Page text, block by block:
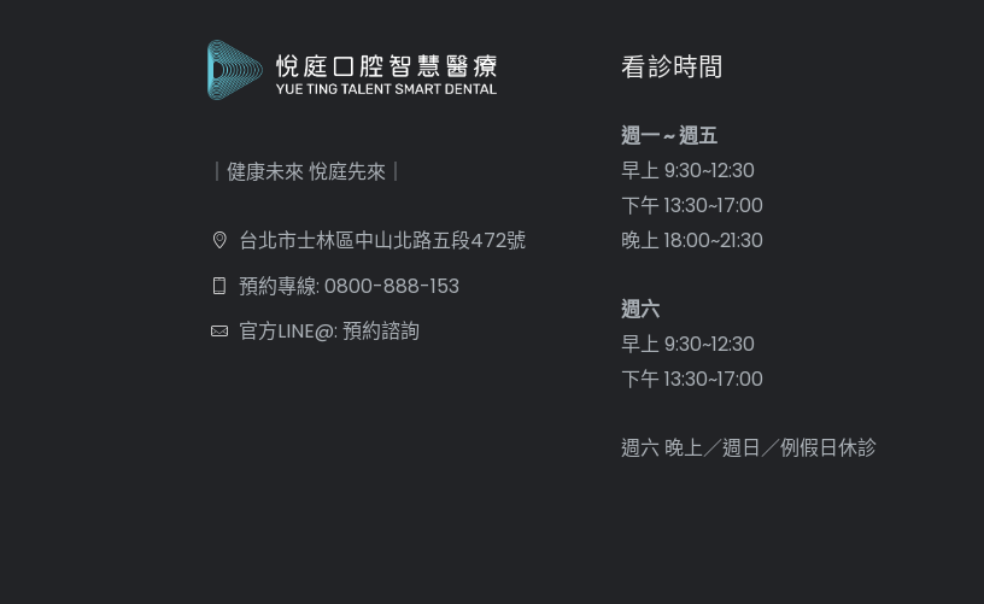
｜健康未來 悅庭先來｜
台北市士林區中山北路五段472號
預約專線: 0800-888-153
官方LINE@: 預約諮詢
看診時間
週一 ~ 週五
早上 9:30~12:30
下午 13:30~17:00
晚上 18:00~21:30
週六
早上 9:30~12:30
下午 13:30~17:00
週六 晚上／週日／例假日休診